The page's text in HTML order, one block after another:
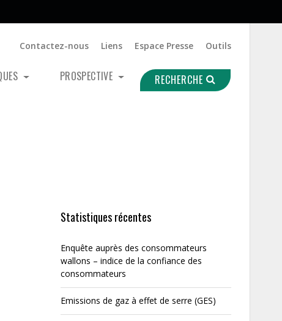
Contactez-nous Liens Espace Presse Outils
PROSPECTIVE RECHERCHE
Statistiques récentes
Enquête auprès des consommateurs
wallons – indice de la confiance des
consommateurs
Emissions de gaz à effet de serre (GES)